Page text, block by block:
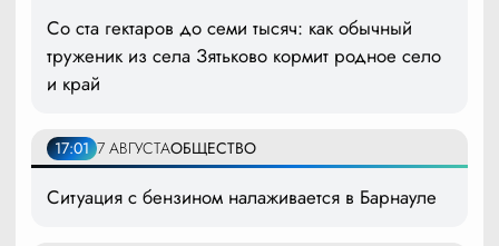
Со ста гектаров до семи тысяч: как обычный
труженик из села Зятьково кормит родное село
и край
17:01 7 АВГУСТАОБЩЕСТВО
Ситуация с бензином налаживается в Барнауле